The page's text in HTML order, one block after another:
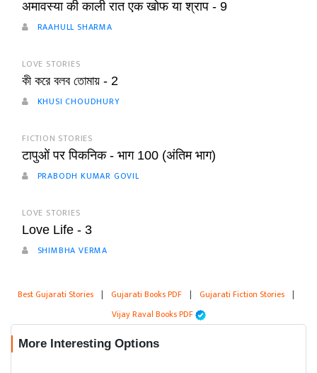
अमावस्या की काली रात एक खोफ या श्राप - 9
RAAHULL SHARMA
LOVE STORIES
কী করে বলব তোমায় - 2
KHUSI CHOUDHURY
FICTION STORIES
टापुओं पर पिकनिक - भाग 100 (अंतिम भाग)
PRABODH KUMAR GOVIL
LOVE STORIES
Love Life - 3
SHIMBHA VERMA
Best Gujarati Stories | Gujarati Books PDF | Gujarati Fiction Stories |
Vijay Raval Books PDF
More Interesting Options